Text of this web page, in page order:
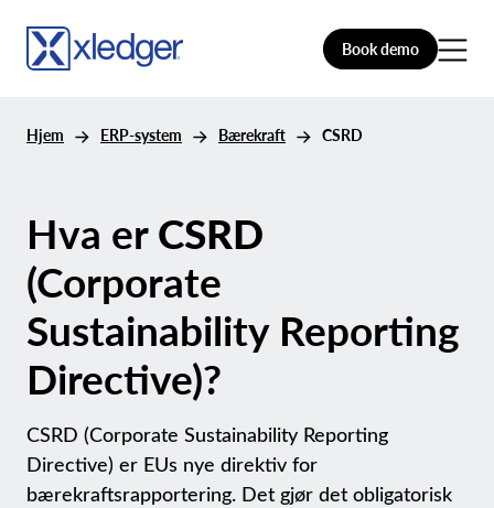
Book demo
Hjem ERP-system Bærekraft CSRD
Hva erCSRD
(Corporate
Sustainability Reporting
Directive)?
CSRD (Corporate Sustainability Reporting
Directive) er EUs nye direktiv for
bærekraftsrapportering. Det gjør det obligatorisk